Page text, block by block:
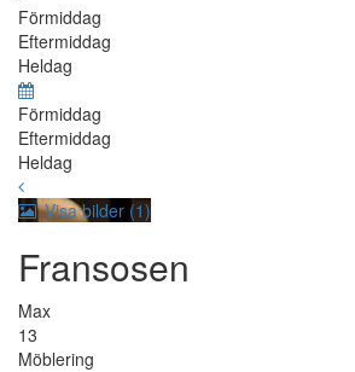
Förmiddag
Eftermiddag
Heldag
Förmiddag
Eftermiddag
Heldag
Visa bilder (1)
Fransosen
Max
13
Möblering